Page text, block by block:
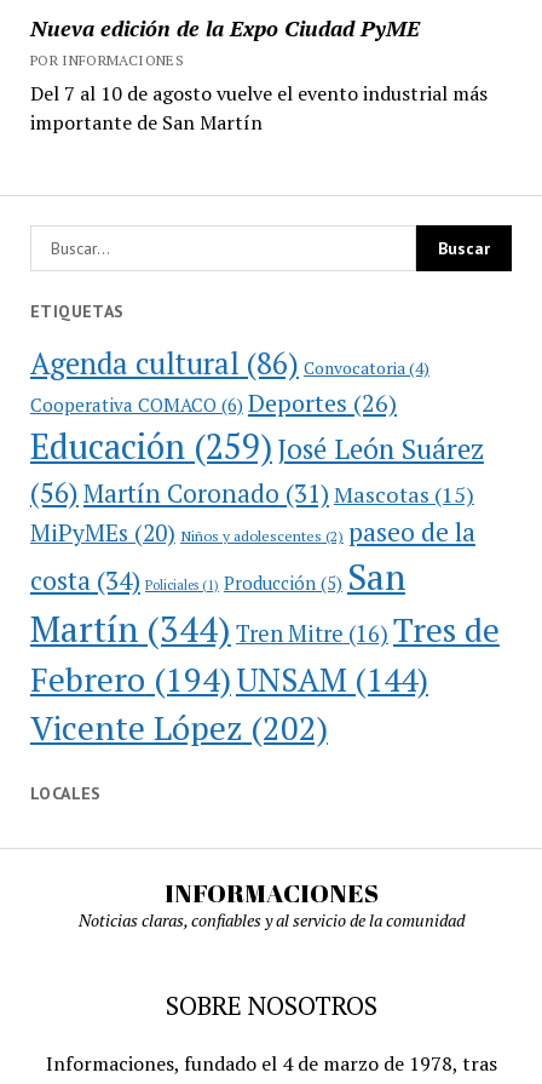
Nueva edición de la Expo Ciudad PyME
POR INFORMACIONES
Del 7 al 10 de agosto vuelve el evento industrial más
importante de San Martín
ETIQUETAS
Agenda cultural (86) Convocatoria (4)
Cooperativa COMACO(6) Deportes (26)
Educación(259)José León Suárez
(56)Martín Coronado (31) Mascotas (15)
MiPyMEs (20) Niños y adolescentes (2) paseo de la
costa(34) Policiales(1) Producción(5) San
Martín(344) Tren Mitre (16) Tres de
Febrero (194)UNSAM (144)
Vicente López (202)
LOCALES
INFORMACIONES
Noticias claras, confiables y al servicio de la comunidad
SOBRE NOSOTROS
Informaciones, fundado el 4 de marzo de 1978, tras